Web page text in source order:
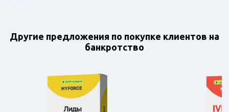
Другие предложения по покупке клиентов на
банкротство